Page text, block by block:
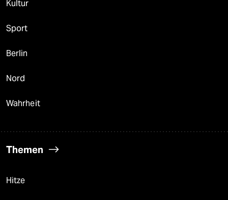
Kultur
Sport
Berlin
Nord
Wahrheit
Themen
Hitze